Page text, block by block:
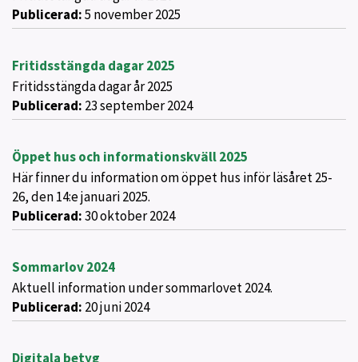
Publicerad:5 november 2025
Fritidsstängda dagar 2025
Fritidsstängda dagar år 2025
Publicerad: 23 september 2024
Öppet hus och informationskväll 2025
Här finner du information om öppet hus inför läsåret 25-
26, den 14:e januari 2025.
Publicerad:30 oktober 2024
Sommarlov 2024
Aktuell information under sommarlovet 2024.
Publicerad: 20 juni 2024
Digitala betyg